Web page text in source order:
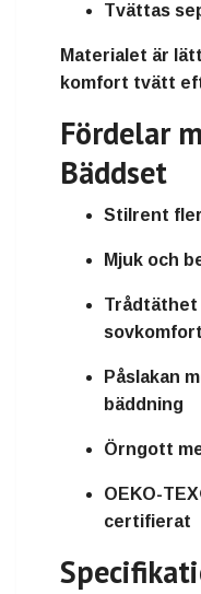
Tvättas
Materialet är
komfort tvätt
Fördelar
Bäddset
Stilrent
Mjuk och
Trådtäthet
sovkomfort
Påslakan
bäddning
Örngott
OEKO-
certifierat